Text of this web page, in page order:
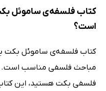
کتاب فلسفه‌ی ساموئل
است؟
کتاب فلسفه‌ی ساموئل بکت
مباحث فلسفی مناسب است.
فلسفی بکت هستید، این